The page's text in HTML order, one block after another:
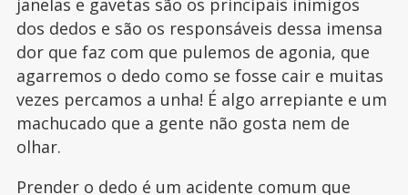
janelas e gavetas são os principais inimigos
dos dedos e são os responsáveis dessa imensa
dor que faz com que pulemos de agonia, que
agarremos o dedo como se fosse cair e muitas
vezes percamos a unha! É algo arrepiante e um
machucado que a gente não gosta nem de
olhar.
Prender o dedo é um acidente comum que